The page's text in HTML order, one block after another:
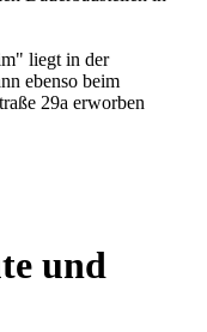
liegt in der
ebenso beim
29a erworben
und